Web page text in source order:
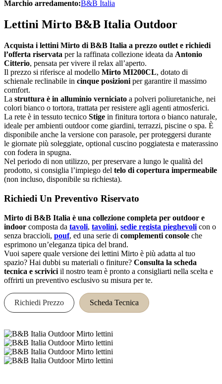
Marchio arredamento:B&B Italia
Lettini Mirto B&B Italia Outdoor
Acquista i lettini Mirto di B&B Italia a prezzo outlet e richiedi
l’offerta riservata per la raffinata collezione ideata da Antonio
Citterio, pensata per vivere il relax all’aperto.
Il prezzo si riferisce al modello Mirto MI200CL, dotato di
schienale reclinabile in cinque posizioni per garantire il massimo
comfort.
La struttura è in alluminio verniciato a polveri poliuretaniche, nei
colori bianco o tortora, trattata per resistere agli agenti atmosferici.
La rete è in tessuto tecnico Stige in finitura tortora o bianco naturale,
ideale per ambienti outdoor come giardini, terrazzi, piscine o spa. È
disponibile anche la versione con parasole, per proteggersi durante
le giornate più soleggiate, optional cuscino poggiatesta e materassino
con fodera in spugna.
Nel periodo di non utilizzo, per preservare a lungo le qualità del
prodotto, si consiglia l’impiego del telo di copertura impermeabile
(non incluso, disponibile su richiesta).
Richiedi Un Preventivo Riservato
Mirto di B&B Italia è una collezione completa per outdoor e
indoor composta da tavoli, tavolini, sedie regista pieghevoli con o
senza braccioli, pouf, ed una serie di complementi console che
esprimono un’eleganza tipica del brand.
Vuoi sapere quale versione dei lettini Mirto è più adatta al tuo
spazio? Hai dubbi su materiali o finiture? Consulta la scheda
tecnica e scrivici il nostro team è pronto a consigliarti nella scelta e
offrirti un preventivo esclusivo su misura per te.
Richiedi Prezzo Scheda Tecnica